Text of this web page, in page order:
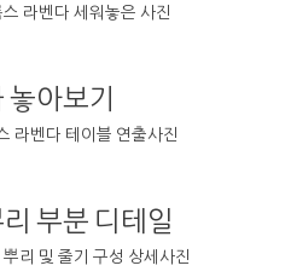
아보기
부분 디테일